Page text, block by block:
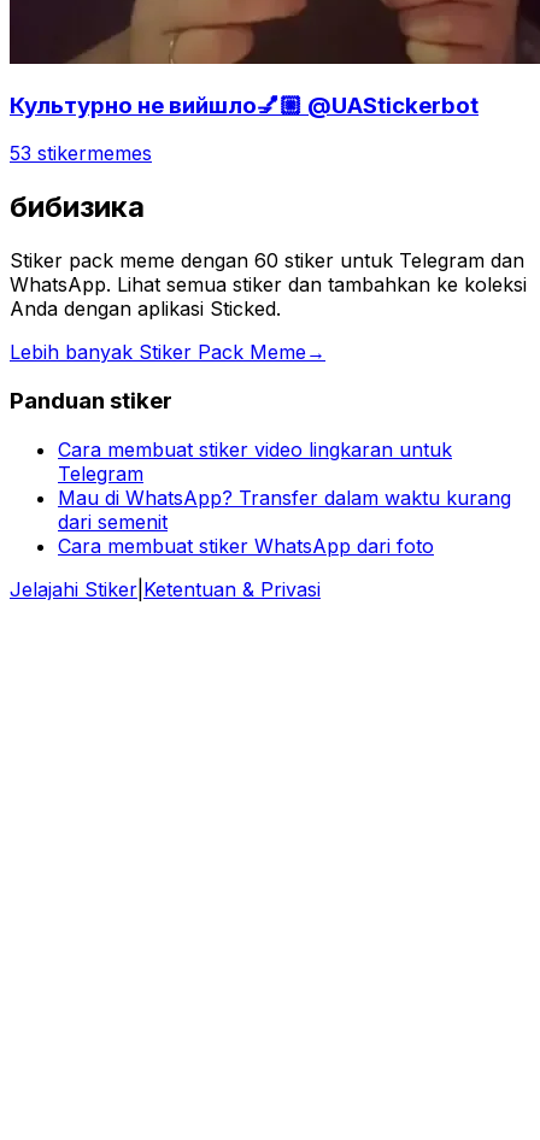
Культурно не вийшло💅🏼 @UAStickerbot
53 stikermemes
бибизика
Stiker pack meme dengan 60 stiker untuk Telegram dan
WhatsApp. Lihat semua stiker dan tambahkan ke koleksi
Anda dengan aplikasi Sticked.
Lebih banyak Stiker Pack Meme→
Panduan stiker
Cara membuat stiker video lingkaran untuk
Telegram
Mau di WhatsApp? Transfer dalam waktu kurang
dari semenit
Cara membuat stiker WhatsApp dari foto
Jelajahi Stiker Ketentuan & Privasi